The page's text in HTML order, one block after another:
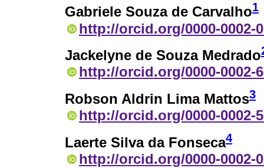
Gabriele Souza de Carvalho1
http://orcid.org/0000-0002-
Jackelyne de Souza Medrado
http://orcid.org/0000-0002-
Robson Aldrin Lima Mattos3
http://orcid.org/0000-0002-
Laerte Silva da Fonseca4
http://orcid.org/0000-0002-